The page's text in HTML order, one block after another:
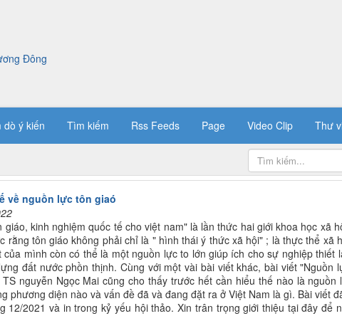
dò ý kiến Tìm kiếm Rss Feeds Page Video Clip Thư
về nguồn lực tôn giaó
kinh nghiệm quốc tế cho việt nam" là lần thức hai giới khoa học xã
rằng tôn giáo không phải chỉ là " hình thái ý thức xã hội" ; là thực thể xã
mình còn có thể là một nguồn lực to lớn giúp ích cho sự nghiệp thiết
đất nước phồn thịnh. Cùng với một vài bài viết khác, bài viết "Nguồn
nguyễn Ngọc Mai cũng cho thấy trước hết cần hiểu thế nào là
phương diện nào và vấn đề đã và đang đặt ra ở Việt Nam là gì. Bài viết
12/2021 và in trong kỷ yếu hội thảo. Xin trân trọng giới thiệu tại đây để